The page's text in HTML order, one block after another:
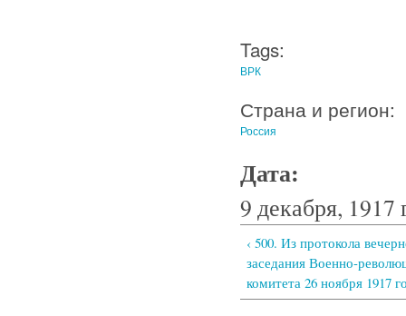
Tags:
ВРК
Страна и регион:
Россия
Дата:
9 декабря, 1917
‹ 500. Из протокола
заседания Военно-
комитета 26 ноября 1917